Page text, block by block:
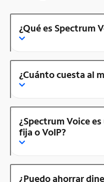
¿Qué es Spectrum
¿Cuánto cuesta al
¿Spectrum Voice
fija o VoIP?
¿Puedo ahorrar